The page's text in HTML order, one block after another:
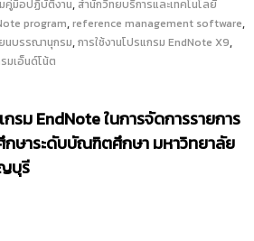
คู่มือปฏิบัติงาน, สำนักวิทยบริการและเทคโนโลยี
program,reference management software,
นบรรณานุกรม,การใช้งานโปรแกรม EndNote X9,
มเอ็นด์โน้ต
รม EndNote ในการจัดการรายการ
ษาระดับบัณฑิตศึกษา มหาวิทยาลัย
บุรี